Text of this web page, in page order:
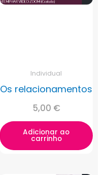
Individual
Os relacionamentos
5,00 €
Adicionar ao
carrinho